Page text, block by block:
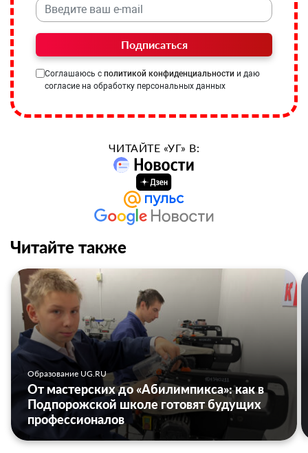
Подписаться
Соглашаюсь с политикой конфиденциальности и даю
согласие на обработку персональных данных
ЧИТАЙТЕ «УГ» В:
Читайте также
Образование UG.RU
От мастерских до «Абилимпикса»: как в
Подпорожской школе готовят будущих
профессионалов